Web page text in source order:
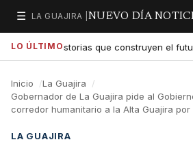
☰
Secciones
LA GUAJIRA | NUEVO DÍA
LO ÚLTIMO
las historias que construyen el futuro
Inicio
La Guajira
Gobernador de La Guajira pide al
corredor humanitario a la Alta Guajira por
LA GUAJIRA